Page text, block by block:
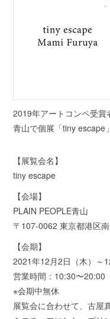
2019年アートコンペ受
青山で個展「tiny escape
【展覧会名】
tiny escape
【会場】
PLAIN PEOPLE青山
〒107-0062 東京都港区
【会期】
2021年12月2日（木）～
営業時間：10:30〜20:00
※会期中無休
展覧会に合わせて、古屋